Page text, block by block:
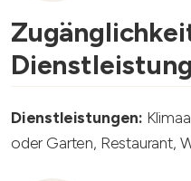
Dienstleistungen:
oder Garten, Restaurant,